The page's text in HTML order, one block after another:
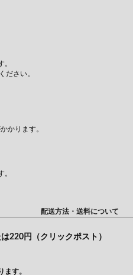
。
ださい。
かります。
。
配送方法・送料について
220円（クリックポスト）
ます。